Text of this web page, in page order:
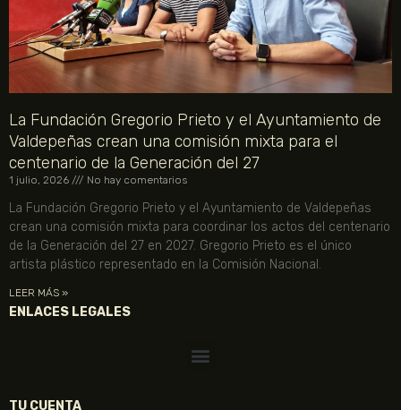
La Fundación Gregorio Prieto y el Ayuntamiento de
Valdepeñas crean una comisión mixta para el
centenario de la Generación del 27
1 julio, 2026 No hay comentarios
La Fundación Gregorio Prieto y el Ayuntamiento de Valdepeñas
crean una comisión mixta para coordinar los actos del centenario
de la Generación del 27 en 2027. Gregorio Prieto es el único
artista plástico representado en la Comisión Nacional.
LEER MÁS »
ENLACES LEGALES
TU CUENTA